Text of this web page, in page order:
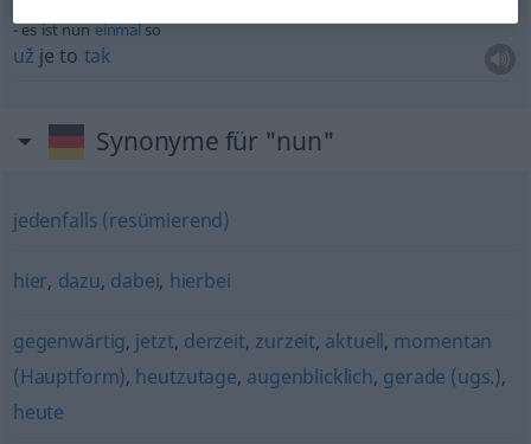
es ist nuneinmalso
už je to tak
Synonyme für "nun"
jedenfalls (resümierend)
hier, dazu, dabei, hierbei
gegenwärtig, jetzt, derzeit, zurzeit, aktuell, momentan
(Hauptform), heutzutage, augenblicklich, gerade (ugs.),
heute